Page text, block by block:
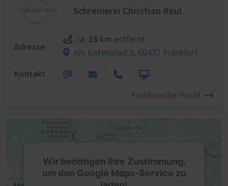
Schreinerei Christian Reul
Adresse
ca. 18 km entfernt
Am Entenpfad 5, 60437 Frankfurt
Kontakt
Fachhändler-Profil
Wir benötigen Ihre Zustimmung,
um den Google Maps-Service zu